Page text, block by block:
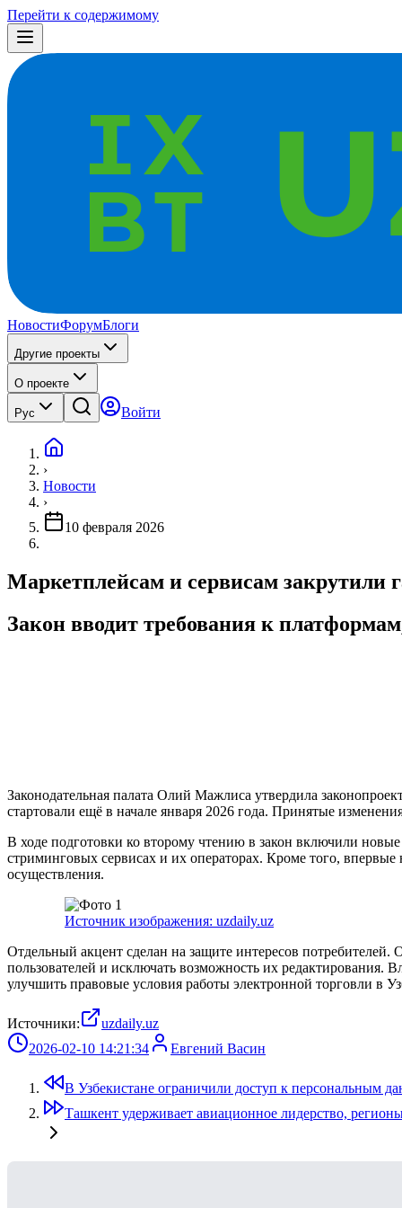
Перейти к содержимому
НовостиФорумБлоги
Другие проекты
О проекте
Рус Войти
›
Новости
›
10 февраля 2026
Маркетплейсам и сервисам закрутили
Закон вводит требования к
Законодательная палата Олий Мажлиса утвердила
стартовали ещё в начале января 2026 года. Принятые
В ходе подготовки ко второму чтению в закон включили
стриминговых сервисах и их операторах. Кроме того,
осуществления.
Источник изображения: uzdaily.uz
Отдельный акцент сделан на защите интересов потребителей.
пользователей и исключать возможность их редактирования.
улучшить правовые условия работы электронной торговли в
Источники:
uzdaily.uz
2026-02-10 14:21:34
Евгений Васин
В Узбекистане ограничили доступ к персональным
Ташкент удерживает авиационное лидерство,